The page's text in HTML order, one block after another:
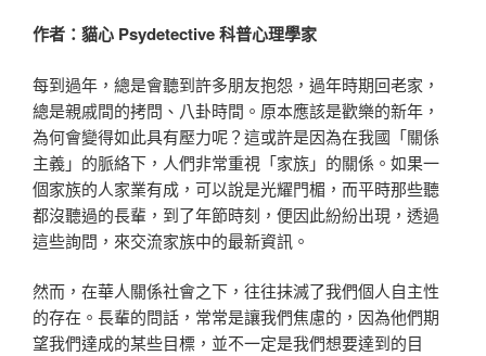
作者：貓心 Psydetective 科普心理學家
每到過年，總是會聽到許多朋友抱怨，過年時期回老家，
總是親戚間的拷問、八卦時間。原本應該是歡樂的新年，
為何會變得如此具有壓力呢？這或許是因為在我國「關係
主義」的脈絡下，人們非常重視「家族」的關係。如果一
個家族的人家業有成，可以說是光耀門楣，而平時那些聽
都沒聽過的長輩，到了年節時刻，便因此紛紛出現，透過
這些詢問，來交流家族中的最新資訊。
然而，在華人關係社會之下，往往抹滅了我們個人自主性
的存在。長輩的問話，常常是讓我們焦慮的，因為他們期
望我們達成的某些目標，並不一定是我們想要達到的目